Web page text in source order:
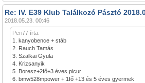
Re: IV. E39 Klub Találkozó Pásztó
2018.05.23. 00:46
Peri77 írta:
1. kanyobence + stáb
2. Rauch Tamás
3. Szalkai Gyula
4. Krizsanyik
5. Boresz+2fő+3 éves picur
6. bmw528mpower + 1fő +13 és 5 éves gyermek